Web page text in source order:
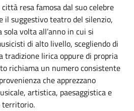
resa famosa dal suo celebre
il suggestivo teatro del silenzio,
volta all’anno in cui si
di alto livello, scegliendo di
tradizione lirica oppure di propria
richiama un numero consistente
che apprezzano
artistica, paesaggistica e
territorio.